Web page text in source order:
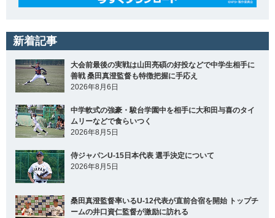
新着記事
大会前最後の実戦は山田亮碩の好投などで中学生相手に
善戦 桑田真澄監督も特徴把握に手応え
2026年8月6日
中学軟式の強豪・駿台学園中を相手に大和田与喜のタイ
ムリーなどで食らいつく
2026年8月5日
侍ジャパンU-15日本代表 選手決定について
2026年8月5日
桑田真澄監督率いるU-12代表が直前合宿を開始 トップチ
ームの井口資仁監督が激励に訪れる